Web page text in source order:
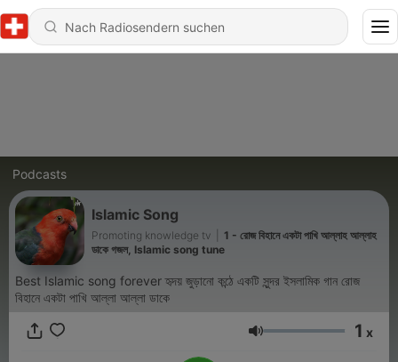
Podcasts
Islamic Song
Promoting knowledge tv
1 - রোজ বিহানে একটা পাখি আল্লাহ আল্লাহ
ডাকে গজল, Islamic song tune
Best Islamic song forever হৃদয় জুড়ানো কন্ঠে একটি সুন্দর ইসলামিক গান রোজ
বিহানে একটা পাখি আল্লা আল্লা ডাকে
Lautstärke 1 x